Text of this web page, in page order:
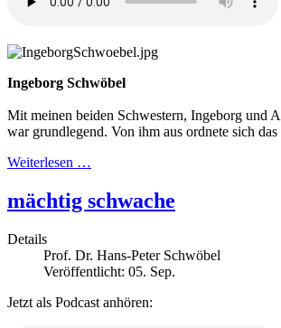
Ingeborg Schwöbel
Mit meinen beiden Schwestern, Ingeborg und
war grundlegend. Von ihm aus ordnete sich
Weiterlesen …
mächtig schwache
Details
Prof. Dr. Hans-Peter Schwöbel
Veröffentlicht: 05. Sep.
Jetzt als Podcast anhören: